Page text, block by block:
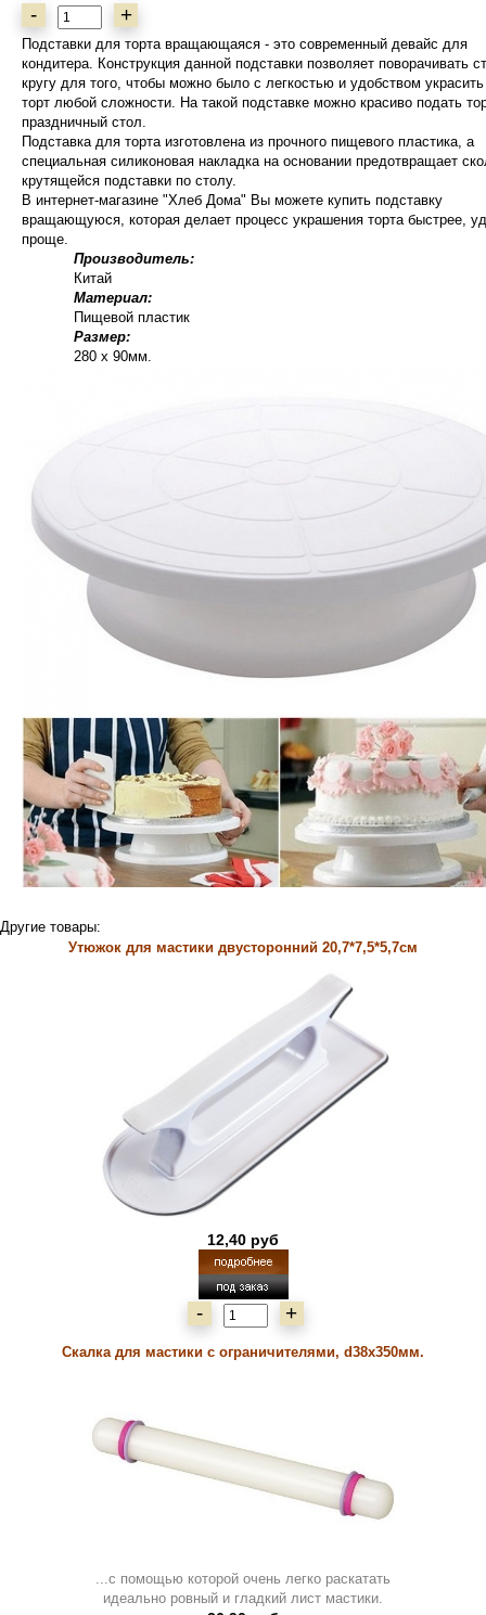
- +
Подставки для торта вращающаяся - это современный девайс для
кондитера. Конструкция данной подставки позволяет поворачивать
кругу для того, чтобы можно было с легкостью и удобством украсить
торт любой сложности. На такой подставке можно красиво подать
праздничный стол.
Подставка для торта изготовлена из прочного пищевого пластика, а
специальная силиконовая накладка на основании предотвращает
крутящейся подставки по столу.
В интернет-магазине "Хлеб Дома" Вы можете купить подставку
вращающуюся, которая делает процесс украшения торта быстрее,
проще.
Производитель:
Китай
Материал:
Пищевой пластик
Размер:
280 x 90мм.
Другие товары:
Утюжок для мастики двусторонний 20,7*7,5*5,7см
12,40 руб
- +
Скалка для мастики с ограничителями, d38x350мм.
...с помощью которой очень легко раскатать
идеально ровный и гладкий лист мастики.